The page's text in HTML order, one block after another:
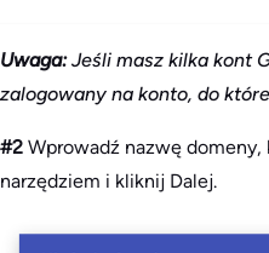
Uwaga: Jeśli masz kilka kont
zalogowany na konto, do
#2 Wprowadź nazwę
narzędziem i kliknij Dalej.